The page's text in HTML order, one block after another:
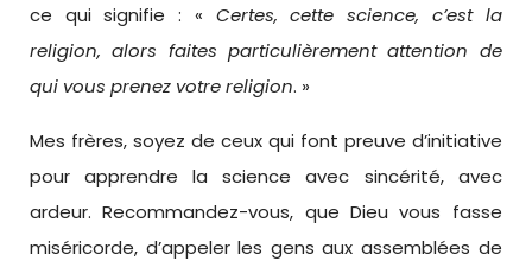
ce qui signifie : « Certes, cette science, c’est la
religion, alors faites particulièrement attention de
qui vous prenez votre religion. »
Mes frères, soyez de ceux qui font preuve d’initiative
pour apprendre la science avec sincérité, avec
ardeur. Recommandez-vous, que Dieu vous fasse
miséricorde, d’appeler les gens aux assemblées de